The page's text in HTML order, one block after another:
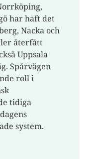
har haft det
Nacka och
återfått
Uppsala
Spårvägen
roll i
tidiga
system.